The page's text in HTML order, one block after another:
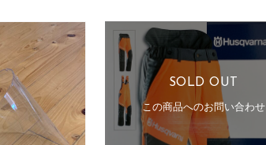
SOLD OUT
この商品へのお問い合わせ